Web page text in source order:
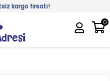
kargo fırsatı!
0